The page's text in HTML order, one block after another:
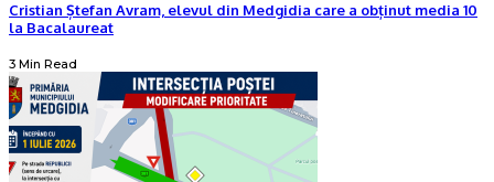
Cristian Ștefan Avram, elevul din Medgidia care a obținut media 10
la Bacalaureat
3 Min Read